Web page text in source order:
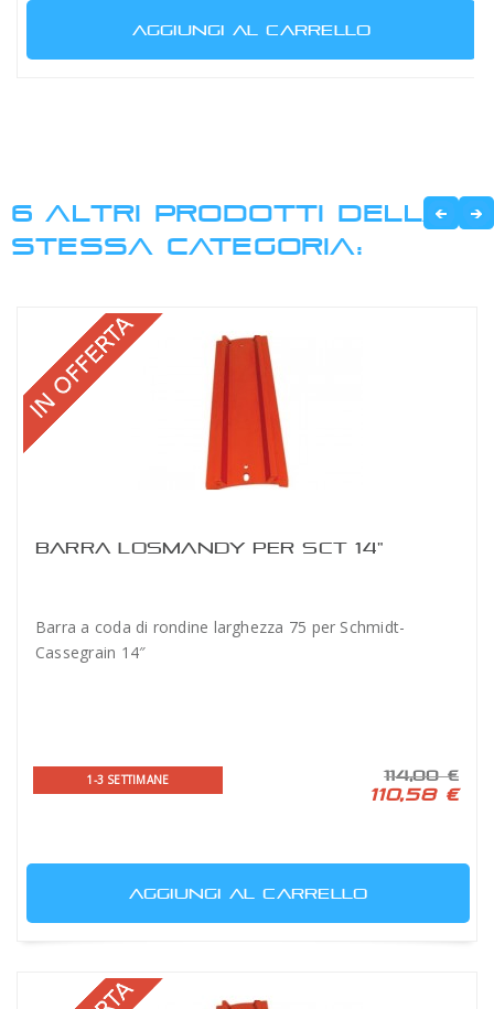
AGGIUNGI AL CARRELLO
6 ALTRI PRODOTTI DELLA
STESSA CATEGORIA:
BARRA LOSMANDY PER SCT 14"
Barra a coda di rondine larghezza 75 per Schmidt-
Cassegrain 14″
1-3 SETTIMANE 114,00 €
110,58 €
AGGIUNGI AL CARRELLO